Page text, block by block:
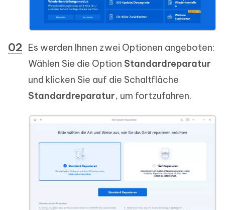
Es werden Ihnen zwei Optionen angeboten:
Wählen Sie die Option Standardreparatur
und klicken Sie auf die Schaltfläche
Standardreparatur, um fortzufahren.